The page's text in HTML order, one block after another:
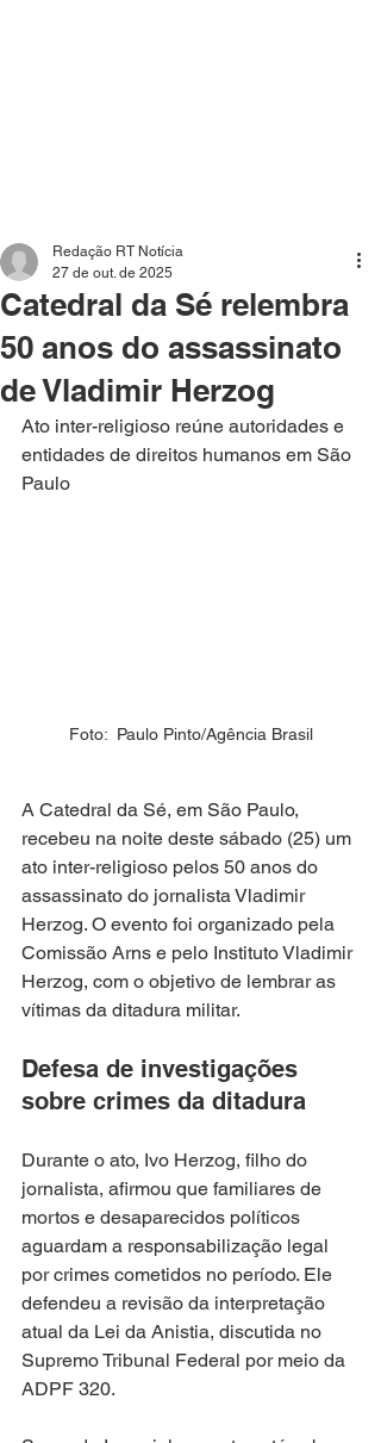
Catedral da Sé relembra
50 anos do assassinato
de Vladimir Herzog
Redação RT Notícia
27 de out. de 2025
Ato inter-religioso reúne autoridades e
entidades de direitos humanos em São
Paulo
Foto:  Paulo Pinto/Agência Brasil
A Catedral da Sé, em São Paulo,
recebeu na noite deste sábado (25) um
ato inter-religioso pelos 50 anos do
assassinato do jornalista Vladimir
Herzog. O evento foi organizado pela
Comissão Arns e pelo Instituto Vladimir
Herzog, com o objetivo de lembrar as
vítimas da ditadura militar.
Defesa de investigações
sobre crimes da ditadura
Durante o ato, Ivo Herzog, filho do
jornalista, afirmou que familiares de
mortos e desaparecidos políticos
aguardam a responsabilização legal
por crimes cometidos no período. Ele
defendeu a revisão da interpretação
atual da Lei da Anistia, discutida no
Supremo Tribunal Federal por meio da
ADPF 320.